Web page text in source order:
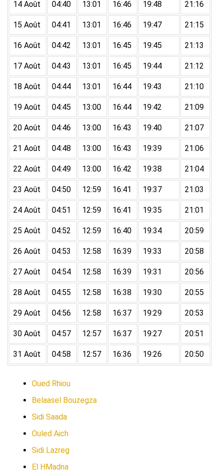
14 Août 04:40 13:01 16:46 19:48 21:16
15 Août 04:41 13:01 16:46 19:47 21:15
16 Août 04:42 13:01 16:45 19:45 21:13
17 Août 04:43 13:01 16:45 19:44 21:12
18 Août 04:44 13:01 16:44 19:43 21:10
19 Août 04:45 13:00 16:44 19:42 21:09
20 Août 04:46 13:00 16:43 19:40 21:07
21 Août 04:48 13:00 16:43 19:39 21:06
22 Août 04:49 13:00 16:42 19:38 21:04
23 Août 04:50 12:59 16:41 19:37 21:03
24 Août 04:51 12:59 16:41 19:35 21:01
25 Août 04:52 12:59 16:40 19:34 20:59
26 Août 04:53 12:58 16:39 19:33 20:58
27 Août 04:54 12:58 16:39 19:31 20:56
28 Août 04:55 12:58 16:38 19:30 20:55
29 Août 04:56 12:58 16:37 19:29 20:53
30 Août 04:57 12:57 16:37 19:27 20:51
31 Août 04:58 12:57 16:36 19:26 20:50
Oued Rhiou
Belaasel Bouzegza
Sidi Saada
Ouled Aich
Sidi Lazreg
El HMadna